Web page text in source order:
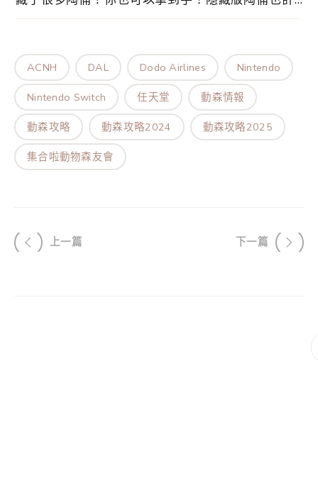
變化。獲取途徑、使用方法…等，這一篇完整保存
版圖鑑為你介紹！
ACNH DAL Dodo Airlines Nintendo
Nintendo Switch 任天堂 動森情報
動森攻略 動森攻略2024 動森攻略2025
集合啦動物森友會
上一篇 下一篇